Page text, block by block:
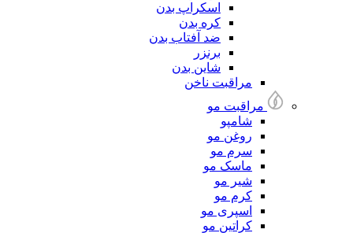
اسکراپ بدن
کره بدن
ضد آفتاب بدن
برنزر
شاین بدن
مراقبت ناخن
مراقبت مو
شامپو
روغن مو
سرم مو
ماسک مو
شیر مو
کرم مو
اسپری مو
کراتین مو